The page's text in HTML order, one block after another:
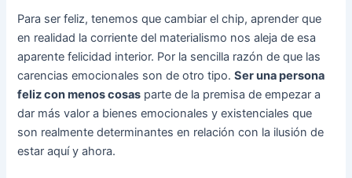
Para ser feliz, tenemos que cambiar el chip, aprender que
en realidad la corriente del materialismo nos aleja de esa
aparente felicidad interior. Por la sencilla razón de que las
carencias emocionales son de otro tipo.Ser una persona
feliz con menos cosas parte de la premisa de empezar a
dar más valor a bienes emocionales y existenciales que
son realmente determinantes en relación con la ilusión de
estar aquí y ahora.